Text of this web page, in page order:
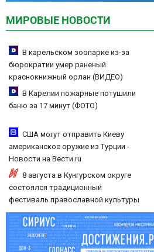
МИРОВЫЕ НОВОСТИ
В карельском зоопарке из-за
бюрократии умер раненый
краснокнижный орлан (ВИДЕО)
В Карелии пожарные потушили
баню за 17 минут (ФОТО)
США могут отправить Киеву
американское оружие из Турции -
Новости на Вести.ru
8 августа в Кунгурском округе
состоялся традиционный
фестиваль православной культуры
«Свет Белогорья»